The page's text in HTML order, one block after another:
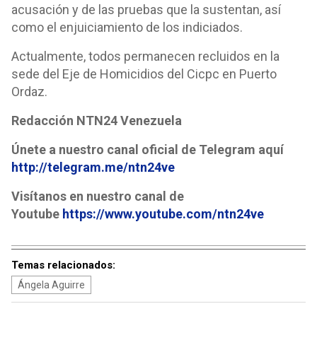
acusación y de las pruebas que la sustentan, así
como el enjuiciamiento de los indiciados.
Actualmente, todos permanecen recluidos en la
sede del Eje de Homicidios del Cicpc en Puerto
Ordaz.
Redacción NTN24 Venezuela
Únete a nuestro canal oficial de Telegram aquí
http://telegram.me/ntn24ve
Visítanos en nuestro canal de
Youtube https://www.youtube.com/ntn24ve
Temas relacionados:
Ángela Aguirre